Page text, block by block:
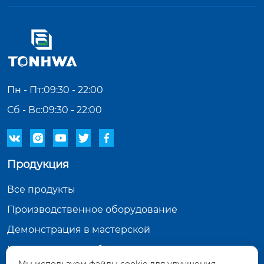
Пн - Пт:09:30 - 22:00
Сб - Вс:09:30 - 22:00
    
Продукция
Все продукты
Производственное оборудование
Демонстрация в мастерской
Инспекционное оборудование